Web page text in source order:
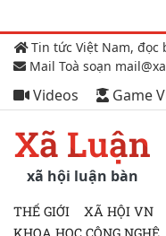
Tin tức Việt Nam, đọc
Mail Toà soạn
Videos Game
Xã Luận
xã hội luận bàn
THẾ GIỚI XÃ HỘI VN